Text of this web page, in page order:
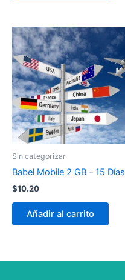
Sin categorizar
Babel Mobile 2 GB – 15 Días
$10.20
Añadir al carrito